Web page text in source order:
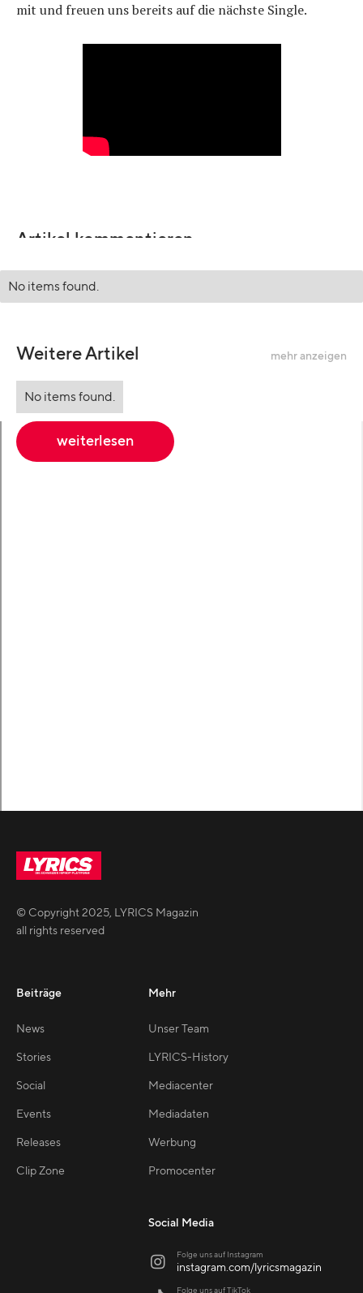
mit und freuen uns bereits auf die nächste Single.
Artikel kommentieren
No items found.
Weitere Artikel mehr anzeigen
No items found.
weiterlesen
© Copyright2025, LYRICS Magazin
all rights reserved
Beiträge
News
Stories
Social
Events
Releases
Clip Zone
Mehr
Unser Team
LYRICS-History
Mediacenter
Mediadaten
Werbung
Promocenter
Social Media
 Folge uns auf Instagram
instagram.com/lyricsmagazin
Folge uns auf TikTok